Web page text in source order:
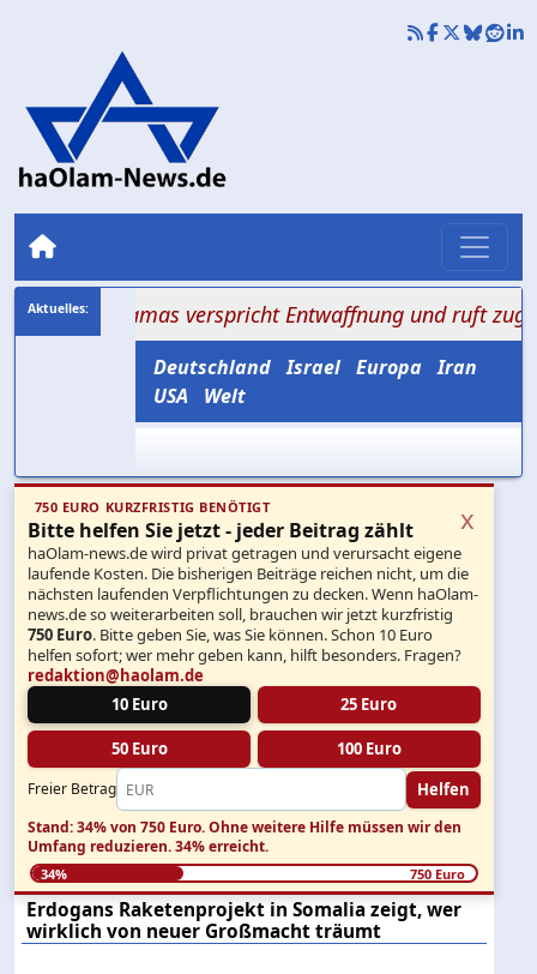
Hamas verspricht Entwaffnung und ruft zugleich zum
Deutschland Israel Europa Iran
USA
Welt
750 EURO KURZFRISTIG BENÖTIGT
Bitte helfen Sie jetzt - jeder Beitrag zählt
haOlam-news.de wird privat getragen und verursacht eigene
laufende Kosten. Die bisherigen Beiträge reichen nicht, um die
nächsten laufenden Verpflichtungen zu decken. Wenn haOlam-
news.de so weiterarbeiten soll, brauchen wir jetzt kurzfristig
750 Euro. Bitte geben Sie, was Sie können. Schon 10 Euro
helfen sofort; wer mehr geben kann, hilft besonders. Fragen?
redaktion@haolam.de
10 Euro
25 Euro
50 Euro 100 Euro
Freier Betrag Helfen
x
Stand: 34% von 750 Euro.Ohne weitere Hilfe müssen wir den
Umfang reduzieren.34% erreicht.
34% 750 Euro
Erdogans Raketenprojekt in Somalia zeigt, wer
wirklich von neuer Großmacht träumt